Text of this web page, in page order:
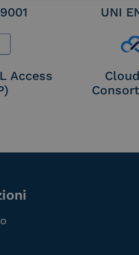
UNI
Access